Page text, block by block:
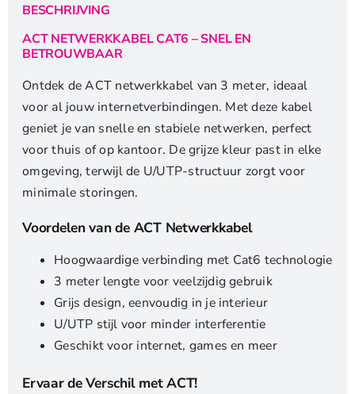
|
DC9003
aantal
BESCHRIJVING
ACT NETWERKKABEL CAT6 – SNEL EN
BETROUWBAAR
Ontdek de ACT netwerkkabel van 3 meter, ideaal
voor al jouw internetverbindingen. Met deze kabel
geniet je van snelle en stabiele netwerken, perfect
voor thuis of op kantoor. De grijze kleur past in elke
omgeving, terwijl de U/UTP-structuur zorgt voor
minimale storingen.
Voordelen van de ACT Netwerkkabel
Hoogwaardige verbinding met Cat6 technologie
3 meter lengte voor veelzijdig gebruik
Grijs design, eenvoudig in je interieur
U/UTP stijl voor minder interferentie
Geschikt voor internet, games en meer
Ervaar de Verschil met ACT!